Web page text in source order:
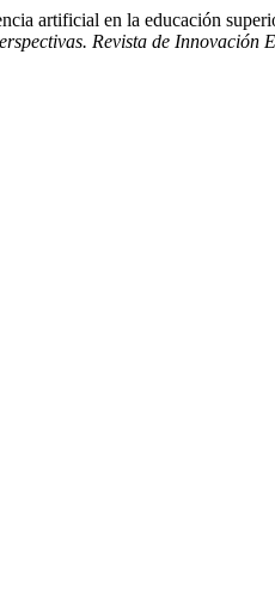
artificial en la educación
Revista de Innovación